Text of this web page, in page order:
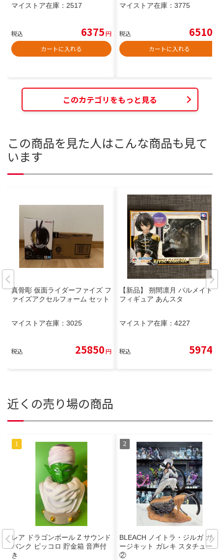
マイストア在庫： 2517
税込 6375円
カートに入れる
マイストア在庫： 3775
税込 6510
カートに入れる
このカテゴリをもっと見る
この商品を見た人はこんな商品も見て
います
真骨彫 仮面ライダーファイズ フ
ァイズアクセルフォーム セット
マイストア在庫： 3025
税込 25850円
【新品】 朔間凛月 パルメイト
フィギュア あんスタ
マイストア在庫： 4227
税込 5974
近くの売り場の商品
レア ドラゴンボール Z サウンド
バンク ピッコロ 貯金箱 音声付
き
BLEACH ノイトラ・ジルガ ガレ
ージキット ガレキ スタチュー③
②